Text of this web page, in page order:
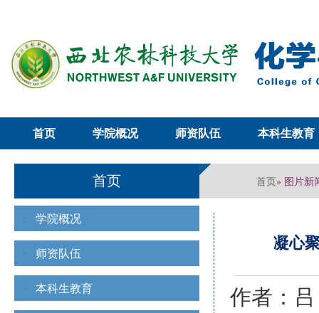
首页 学院概况 师资队伍 本科生教育
首页 首页» 图片新
学院概况
师资队伍
本科生教育
凝心
作者：